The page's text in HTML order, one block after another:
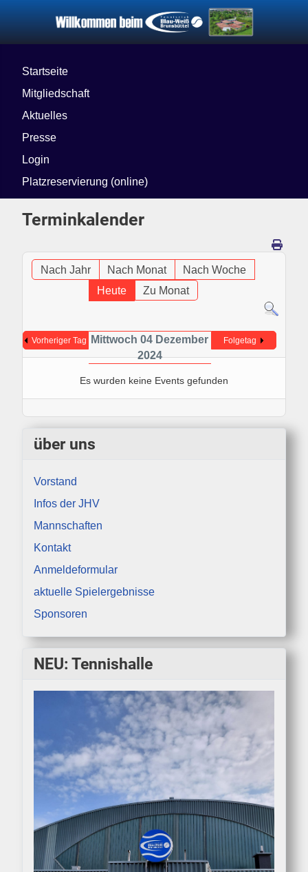
Startseite
Mitgliedschaft
Aktuelles
Presse
Login
Platzreservierung (online)
Terminkalender
Nach Jahr Nach Monat
Nach Woche
Heute
Zu Monat
Vorheriger Tag
Mittwoch 04 Dezember
2024
Folgetag
Es wurden keine Events gefunden
über uns
Vorstand
Infos der JHV
Mannschaften
Kontakt
Anmeldeformular
aktuelle Spielergebnisse
Sponsoren
NEU: Tennishalle